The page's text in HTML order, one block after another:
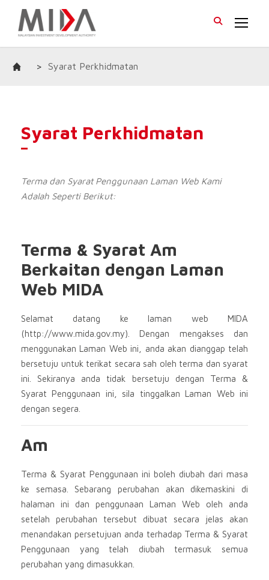
> Syarat Perkhidmatan
Syarat Perkhidmatan
Terma dan Syarat Penggunaan Laman Web Kami
Adalah Seperti Berikut:
Terma & Syarat Am
Berkaitan dengan Laman
Web MIDA
Selamat datang ke laman web MIDA
(http://www.mida.gov.my). Dengan mengakses dan
menggunakan Laman Web ini, anda akan dianggap telah
bersetuju untuk terikat secara sah oleh terma dan syarat
ini. Sekiranya anda tidak bersetuju dengan Terma &
Syarat Penggunaan ini, sila tinggalkan Laman Web ini
dengan segera.
Am
Terma & Syarat Penggunaan ini boleh diubah dari masa
ke semasa. Sebarang perubahan akan dikemaskini di
halaman ini dan penggunaan Laman Web oleh anda
setelah perubahan tersebut dibuat secara jelas akan
menandakan persetujuan anda terhadap Terma & Syarat
Penggunaan yang telah diubah termasuk semua
perubahan yang dimasukkan.